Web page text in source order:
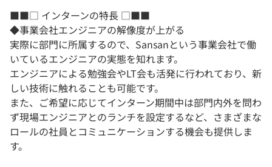
■■□ インターンの特長 □■■
◆事業会社エンジニアの解像度が上がる
実際に部門に所属するので、Sansanという事業会社で働
いているエンジニアの実態を知れます。
エンジニアによる勉強会やLT会も活発に行われており、新
しい技術に触れることも可能です。
また、ご希望に応じてインターン期間中は部門内外を問わ
ず現場エンジニアとのランチを設定するなど、さまざまな
ロールの社員とコミュニケーションする機会も提供しま
す。